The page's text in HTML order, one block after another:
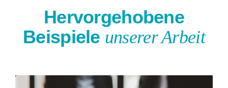
Hervorgehobene
Beispiele unserer Arbeit